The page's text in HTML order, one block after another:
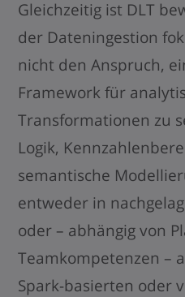
Gleichzeitig ist DLT
der Dateningestion
nicht den Anspruch,
Framework für
Transformationen zu
Logik,
semantische
entweder in
oder – abhängig von
Teamkompetenzen –
Spark-basierten oder